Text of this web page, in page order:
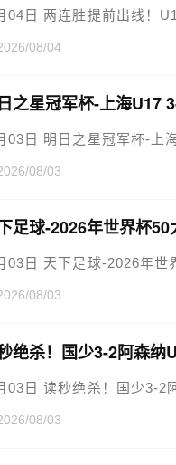
04日 两连胜提前出线！
08/04
之星冠军杯-上海U17
03日 明日之星冠军杯-上
08/03
足球-2026年世界杯50
03日 天下足球-2026年世
08/03
绝杀！国少3-2阿森
03日 读秒绝杀！国少3-
08/03